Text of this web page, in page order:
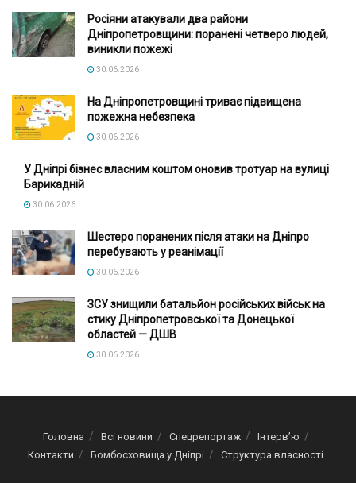
Росіяни атакували два райони
Дніпропетровщини: поранені четверо людей,
виникли пожежі
30.06.2026
На Дніпропетровщині триває підвищена
пожежна небезпека
30.06.2026
У Дніпрі бізнес власним коштом оновив тротуар на вулиці
Барикадній
30.06.2026
Шестеро поранених після атаки на Дніпро
перебувають у реанімації
30.06.2026
ЗСУ знищили батальйон російських військ на
стику Дніпропетровської та Донецької
областей — ДШВ
30.06.2026
Головна Всі новини Спецрепортаж
Інтерв’ю
Контакти
Бомбосховища у Дніпрі Структура власності